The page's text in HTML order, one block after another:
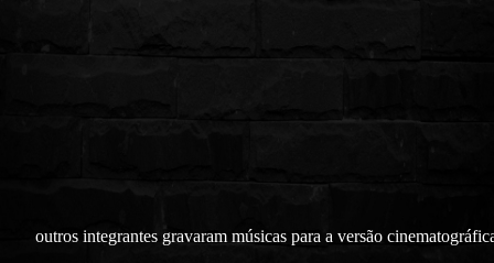
outros integrantes gravaram músicas para a versão